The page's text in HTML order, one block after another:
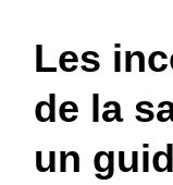
Les
de la
un